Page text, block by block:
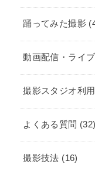
踊ってみた撮影
動画配信・ライ
撮影スタジオ利
よくある質問 (32)
撮影技法 (16)